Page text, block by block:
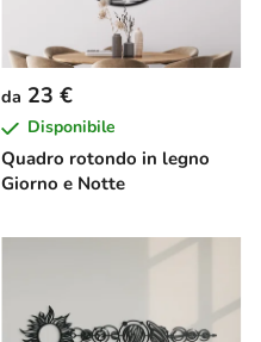
Quadro rotondo in legno
Giorno e Notte
da 23 €
Disponibile